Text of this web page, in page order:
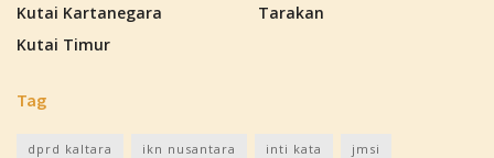
Kutai Kartanegara
Kutai Timur
Tarakan
Tag
dprd kaltara ikn nusantara inti kata jmsi